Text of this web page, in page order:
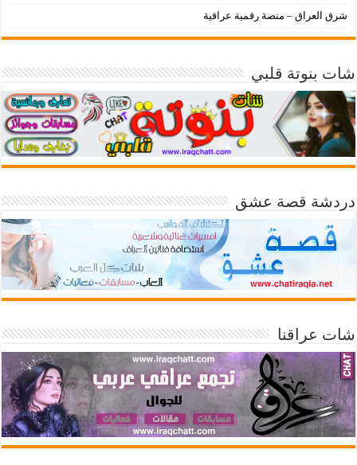
شرق العراق – منصة رقمية عراقية
شات بنوتة قلبي
دردشة قصة عشق
شات عراقنا